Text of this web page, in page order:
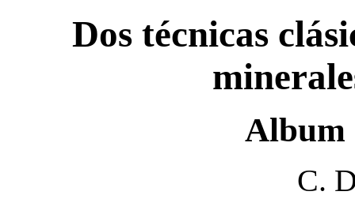
Dos técnicas
Album
C.